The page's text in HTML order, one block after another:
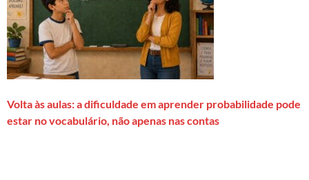
Volta às aulas: a dificuldade em aprender probabilidade pode
estar no vocabulário, não apenas nas contas